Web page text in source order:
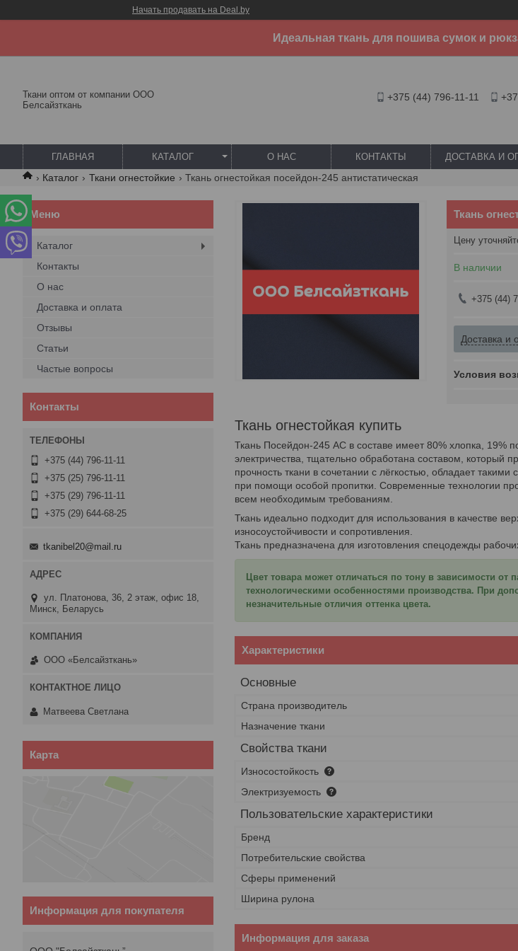
Начать продавать на Deal.by
Идеальная ткань для пошива сумок и
Ткани оптом от компании ООО
Белсайзткань
+375 (44) 796-11-11
ГЛАВНАЯ КАТАЛОГ О НАС КОНТАКТЫ ДОСТАВКА И
Каталог Ткани огнестойкие Ткань огнестойкая посейдон-245 антистатическая
Ткань
Цену
В наличии
+375 (44)
Доставка и
Ткань огнестойкая купить
Ткань Посейдон-245 AC в составе имеет 80% хлопка, 19%
электричества, тщательно обработана составом,
прочность ткани в сочетании с лёгкостью, обладает
при помощи особой пропитки. Современные технологии
всем необходимым требованиям.
Ткань идеально подходит для использования в качестве
износоустойчивости и сопротивления.
Ткань предназначена для изготовления спецодежды
Цвет товара может отличаться по тону в зависимости от
технологическими особенностями производства. При
незначительные отличия оттенка цвета.
Характеристики
Основные
Страна производитель
Назначение ткани
Свойства ткани
Износостойкость
Электризуемость
Пользовательские характеристики
Бренд
Потребительские свойства
Сферы применений
Ширина рулона
Информация для заказа
Каталог
Контакты
О нас
Доставка и оплата
Отзывы
Статьи
Частые вопросы
Контакты
+375 (44) 796-11-11
+375 (25) 796-11-11
+375 (29) 796-11-11
+375 (29) 644-68-25
tkanibel20@mail.ru
ул. Платонова, 36, 2 этаж, офис 18,
Минск, Беларусь
ООО «Белсайзткань»
Maтвеева Светлана
Карта
Информация для покупателя